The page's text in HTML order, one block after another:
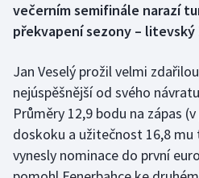
Florbal
Golf
Gymnastika
večerním semifinále narazí
překvapení sezony – litevský
Jan Veselý prožil velmi
nejúspěšnější od svého
Průměry 12,9 bodu na zápas
doskoku a užitečnost 16,8
vynesly nominace do první